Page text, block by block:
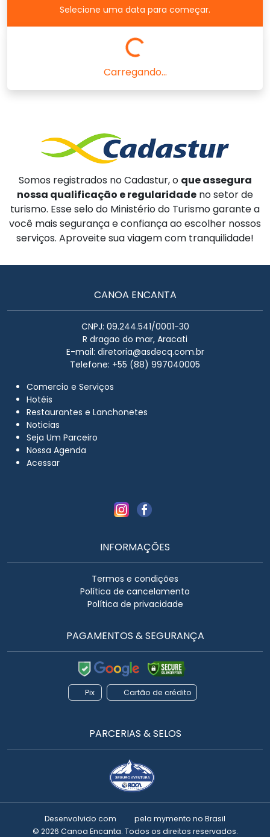
Selecione uma data para começar.
Carregando...
Somos registrados no Cadastur, o que assegura
nossa qualificação e regularidade no setor de
turismo. Esse selo do Ministério do Turismo garante a
você mais segurança e confiança ao escolher nossos
serviços. Aproveite sua viagem com tranquilidade!
CANOA ENCANTA
CNPJ: 09.244.541/0001-30
R dragao do mar, Aracati
E-mail: diretoria@asdecq.com.br
Telefone: +55 (88) 997040005
Comercio e Serviços
Hotéis
Restaurantes e Lanchonetes
Noticias
Seja Um Parceiro
Nossa Agenda
Acessar
INFORMAÇÕES
Termos e condições
Política de cancelamento
Política de privacidade
PAGAMENTOS & SEGURANÇA
Pix Cartão de crédito
PARCERIAS & SELOS
Desenvolvido com pela mymento no Brasil
© 2026 Canoa Encanta. Todos os direitos reservados.